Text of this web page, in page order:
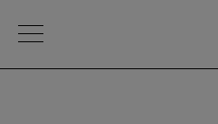
Open Menu